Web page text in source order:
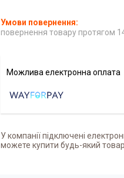
повернення товару протягом
У компанії підключені
можете купити будь-який